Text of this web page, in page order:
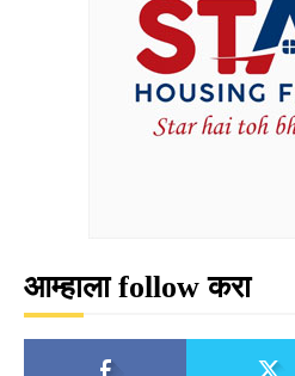
आम्हाला follow करा